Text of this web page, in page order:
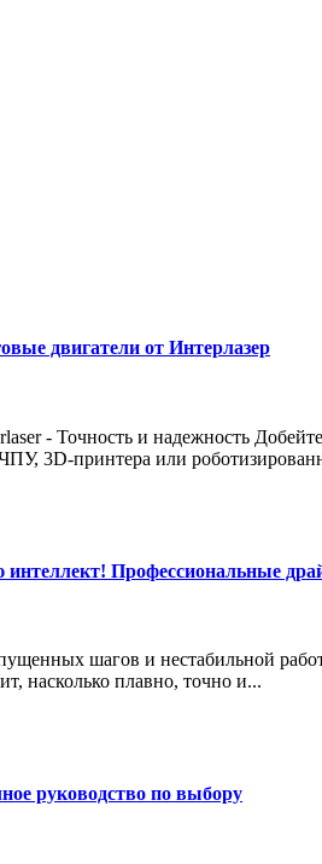
двигатели от Интерлазер
- Точность и надежность
3D-принтера или
Профессиональные
шагов и нестабильной
насколько плавно, точно и...
руководство по выбору